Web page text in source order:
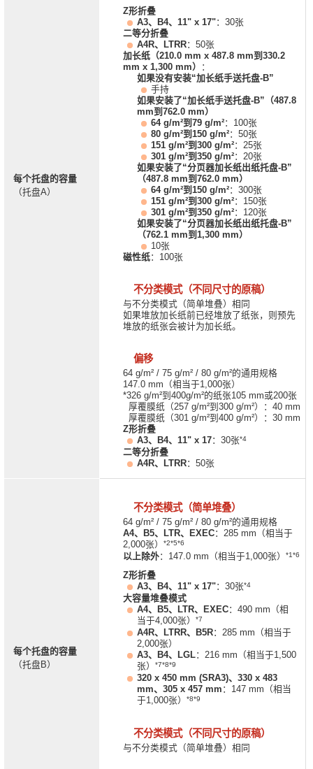
每个托盘的容量
（托盘A）
Z形折叠
A3、B4、11" x 17"：30张
二等分折叠
A4R、LTRR：50张
加长纸（210.0 mm x 487.8 mm到330.2
mm x 1,300 mm）
：
如果没有安装“加长纸手送托盘-B”
手持
如果安装了“加长纸手送托盘-B”（487.8
mm到762.0 mm）
64 g/m²到79 g/m²：100张
80 g/m²到150 g/m²：50张
151 g/m²到300 g/m²：25张
301 g/m²到350 g/m²：20张
如果安装了“分页器加长纸出纸托盘-B”
（487.8 mm到762.0 mm）
64 g/m²到150 g/m²：300张
151 g/m²到300 g/m²：150张
301 g/m²到350 g/m²：120张
如果安装了“分页器加长纸出纸托盘-B”
（762.1 mm到1,300 mm）
10张
磁性纸：100张
不分类模式（不同尺寸的原稿）
与不分类模式（简单堆叠）相同
如果堆放加长纸前已经堆放了纸张，则预先
堆放的纸张会被计为加长纸。
偏移
64 g/m² / 75 g/m² / 80 g/m²的通用规格
147.0 mm（相当于1,000张）
*326 g/m²到400g/m²的纸张105 mm或200张
厚覆膜纸（257 g/m²到300 g/m²）：40 mm
厚覆膜纸（301 g/m²到400 g/m²）：30 mm
Z形折叠
A3、B4、11" x 17：30张*4
二等分折叠
A4R、LTRR：50张
每个托盘的容量
（托盘B）
不分类模式（简单堆叠）
64 g/m² / 75 g/m² / 80 g/m²的通用规格
A4、B5、LTR、EXEC：285 mm（相当于
2,000张）
*2*5*6
以上除外：147.0 mm（相当于1,000张） *1*6
Z形折叠
A3、B4、11" x 17"：30张*4
大容量堆叠模式
A4、B5、LTR、EXEC：490 mm（相
当于4,000张）
*7
A4R、LTRR、B5R：285 mm（相当于
2,000张）
A3、B4、LGL：216 mm（相当于1,500
张）
*7*8*9
320 x 450 mm (SRA3)、330 x 483
mm、305 x 457 mm ：147 mm（相当
于1,000张）
*8*9
不分类模式（不同尺寸的原稿）
与不分类模式（简单堆叠）相同